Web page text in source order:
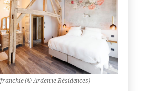
(© Ardenne Résidences)